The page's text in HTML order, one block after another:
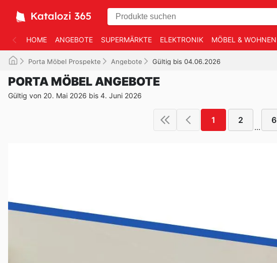
HOME ANGEBOTE SUPERMÄRKTE ELEKTRONIK MÖBEL & WOHNEN
Porta Möbel Prospekte Angebote Gültig bis 04.06.2026
PORTA MÖBEL ANGEBOTE
Gültig von 20. Mai 2026 bis 4. Juni 2026
1 2
...
6